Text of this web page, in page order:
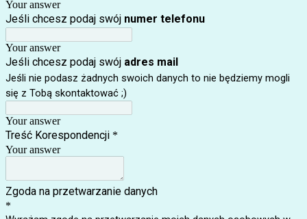
Your answer
Jeśli chcesz podaj swój numer telefonu
Your answer
Jeśli chcesz podaj swój adres mail
Jeśli nie podasz żadnych swoich danych to nie będziemy mogli
się z Tobą skontaktować ;)
Your answer
Treść Korespondencji *
Your answer
Zgoda na przetwarzanie danych
*